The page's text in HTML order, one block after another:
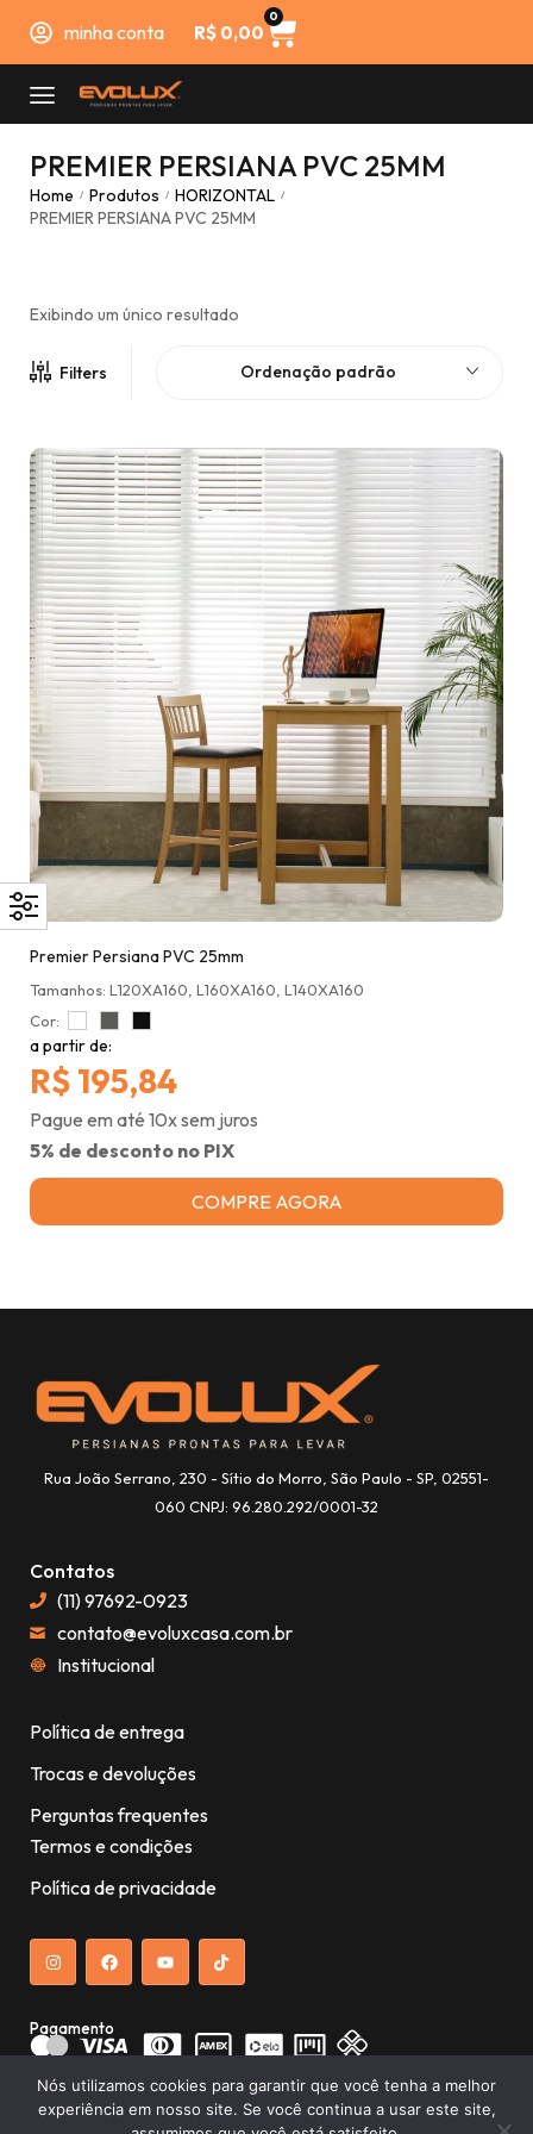
minha conta R$0,00
0
PREMIER PERSIANA PVC 25MM
Home / Produtos / HORIZONTAL /
PREMIER PERSIANA PVC 25MM
Exibindo um único resultado
Filters Ordenação padrão
Premier Persiana PVC 25mm
Tamanhos: L120XA160, L160XA160, L140XA160
Cor:
a partir de:
R$ 195,84
Pague em até 10x sem juros
5% de desconto no PIX
COMPRE AGORA
Rua João Serrano, 230 - Sítio do Morro, São Paulo - SP, 02551-
060 CNPJ: 96.280.292/0001-32
Contatos
(11) 97692-0923
contato@evoluxcasa.com.br
Institucional
Política de entrega
Trocas e devoluções
Perguntas frequentes
Termos e condições
Política de privacidade
Pagamento
Nós utilizamos cookies para garantir que você tenha a melhor
experiência em nosso site. Se você continua a usar este site,